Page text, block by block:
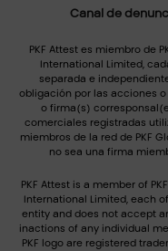
Canal de
PKF Attest es miembro de
International Limited,
separada e
obligación por las acciones
o firma(s)
comerciales registradas
miembros de la red de PKF
no sea una firma
PKF Attest is a member of
International Limited, each
entity and does not accept
inactions of any individual
PKF logo are registered